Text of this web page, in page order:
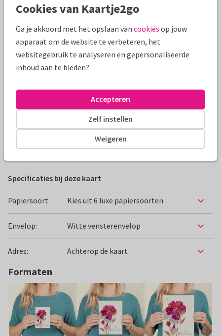
Productinformatie
Beterschapskaartje met een paars rode bloem en gouden
deze originele beterschap kaart.
Alle kaarten zijn helemaal naar wens aan te passen
Beterschapskaarten LUCKZ Vrouw Bloemen
Specificaties bij deze kaart
Papiersoort: Kies uit 6 luxe papiersoorten
Envelop: Witte vensterenvelop
Adres: Achterop de kaart
Formaten
Cookies van Kaartje2go
Ga je akkoord met het opslaan van cookies op jouw
apparaat om de website te verbeteren, het
websitegebruik te analyseren en gepersonaliseerde
inhoud aan te bieden?
Weigeren
Zelf instellen
Accepteren